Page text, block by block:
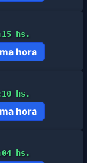
hs.
hora
hs.
hora
hs.